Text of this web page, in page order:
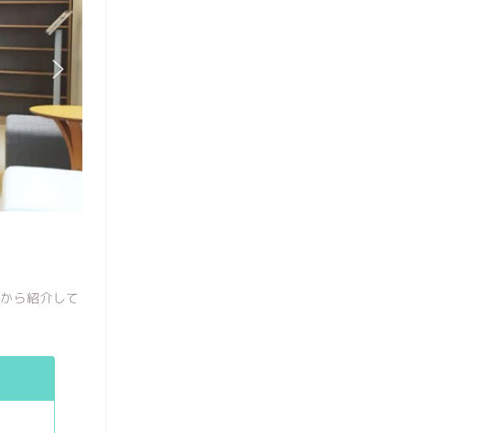
から紹介して